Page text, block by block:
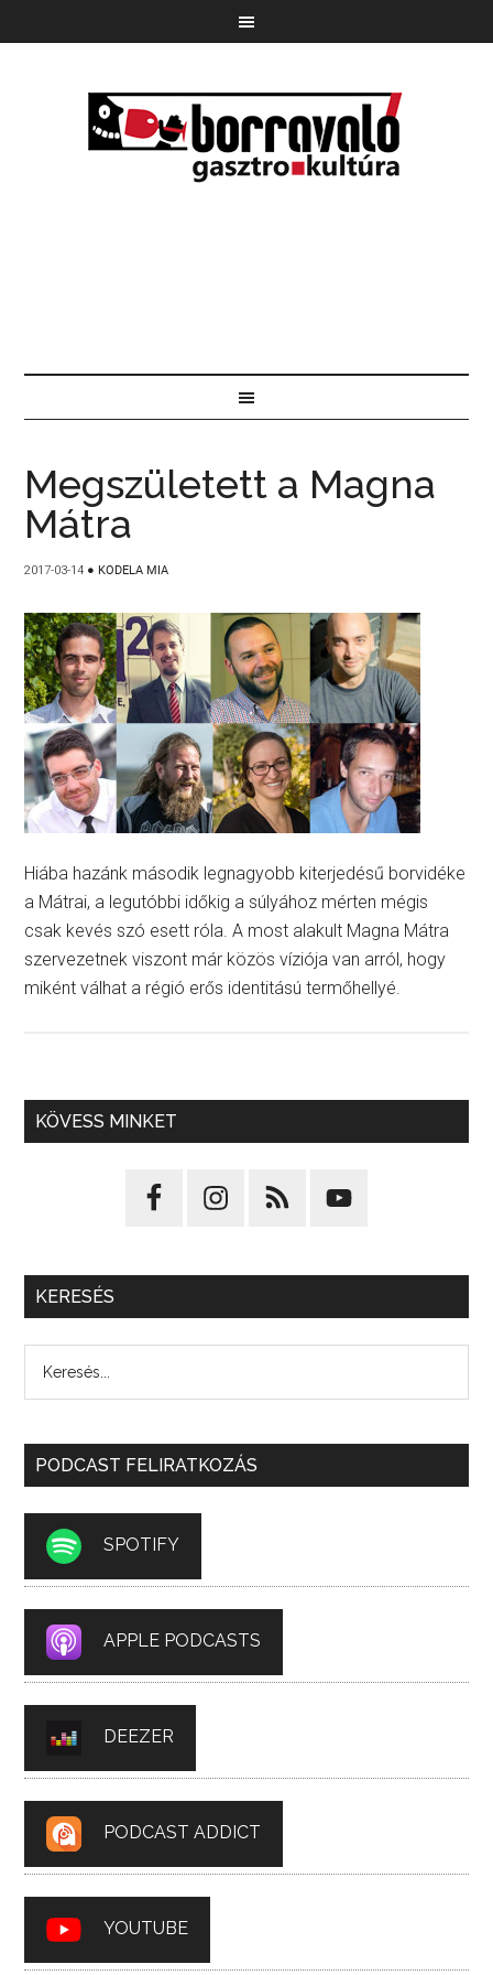
Megszületett a Magna
Mátra
2017-03-14 ● KODELA MIA
Hiába hazánk második legnagyobb kiterjedésű borvidéke
a Mátrai, a legutóbbi időkig a súlyához mérten mégis
csak kevés szó esett róla. A most alakult Magna Mátra
szervezetnek viszont már közös víziója van arról, hogy
miként válhat a régió erős identitású termőhellyé.
KÖVESS MINKET
KERESÉS
PODCAST FELIRATKOZÁS
SPOTIFY
APPLE PODCASTS
DEEZER
PODCAST ADDICT
YOUTUBE